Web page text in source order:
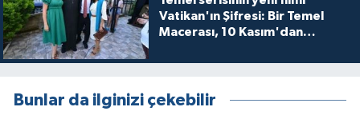
Vatikan'ın Şifresi: Bir Temel
Macerası, 10 Kasım'dan
buluşuyo
Bunlar da ilginizi çekebilir